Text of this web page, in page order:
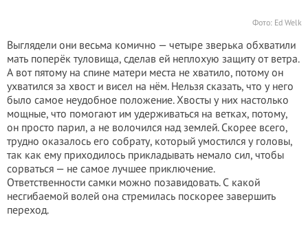
Фото: Ed Welk
Выглядели они весьма комично — четыре зверька обхватили
мать поперёк туловища, сделав ей неплохую защиту от ветра.
А вот пятому на спине матери места не хватило, потому он
ухватился за хвост и висел на нём. Нельзя сказать, что у него
было самое неудобное положение. Хвосты у них настолько
мощные, что помогают им удерживаться на ветках, потому,
он просто парил, а не волочился над землей. Скорее всего,
трудно оказалось его собрату, который умостился у головы,
так как ему приходилось прикладывать немало сил, чтобы
сорваться — не самое лучшее приключение.
Ответственности самки можно позавидовать. С какой
несгибаемой волей она стремилась поскорее завершить
переход.